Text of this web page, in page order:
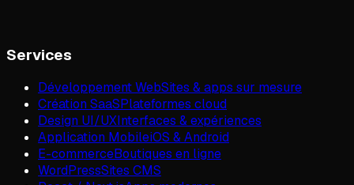
Services
Développement WebSites & apps sur mesure
Création SaaSPlateformes cloud
Design UI/UXInterfaces & expériences
Application MobileiOS & Android
E-commerceBoutiques en ligne
WordPressSites CMS